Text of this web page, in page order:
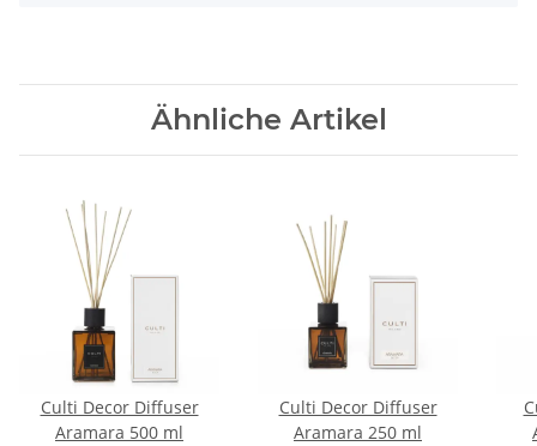
Ähnliche Artikel
Culti Decor Diffuser
Aramara 500 ml
Culti Decor Diffuser
Aramara 250 ml